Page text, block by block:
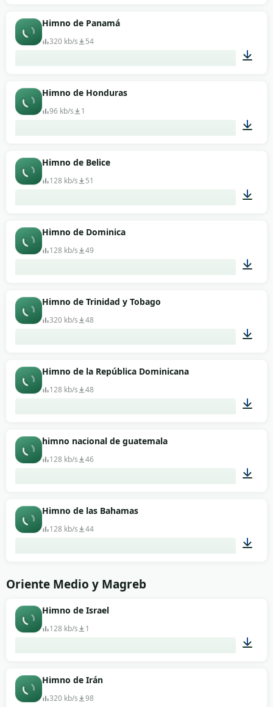
Himno de Panamá
320 kb/s 54
Himno de Honduras
96 kb/s 1
Himno de Belice
128 kb/s 51
Himno de Dominica
128 kb/s 49
Himno de Trinidad y Tobago
320 kb/s 48
Himno de la República Dominicana
128 kb/s 48
himno nacional de guatemala
128 kb/s 46
Himno de las Bahamas
128 kb/s 44
Oriente Medio y Magreb
Himno de Israel
128 kb/s 1
Himno de Irán
320 kb/s 98